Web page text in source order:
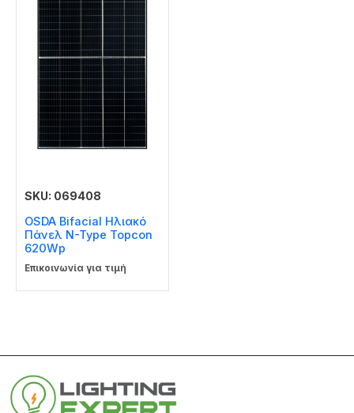
SKU: 069408
OSDA Bifacial Ηλιακό
Πάνελ N-Type Topcon
620Wp
Επικοινωνία για τιμή